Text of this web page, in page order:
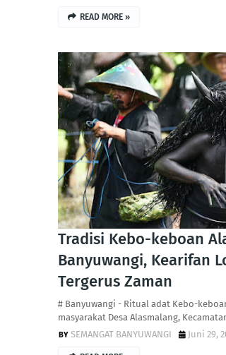
READ MORE »
Tradisi Kebo-keboan
Banyuwangi, Kearifan
Tergerus Zaman
# Banyuwangi - Ritual adat Kebo-
masyarakat Desa Alasmalang,
SEMANGAT BANYUWANGI
Juni 29,